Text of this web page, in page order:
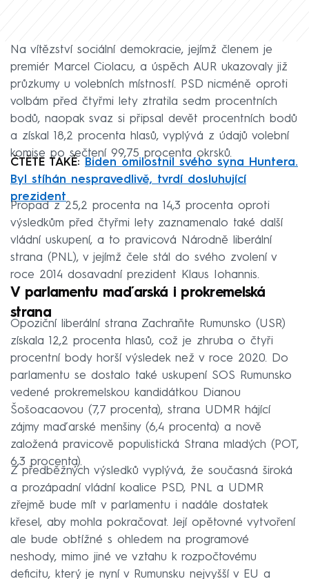
Na vítězství sociální demokracie, jejímž členem je
premiér Marcel Ciolacu, a úspěch AUR ukazovaly již
průzkumy u volebních místností. PSD nicméně oproti
volbám před čtyřmi lety ztratila sedm procentních
bodů, naopak svaz si připsal devět procentních bodů
a získal 18,2 procenta hlasů, vyplývá z údajů volební
komise po sečtení 99,75 procenta okrsků.
ČTĚTE TAKÉ:
Biden omilostnil svého syna Huntera.
Byl stíhán nespravedlivě, tvrdí dosluhující
prezident
Propad z 25,2 procenta na 14,3 procenta oproti
výsledkům před čtyřmi lety zaznamenalo také další
vládní uskupení, a to pravicová Národně liberální
strana (PNL), v jejímž čele stál do svého zvolení v
roce 2014 dosavadní prezident Klaus Iohannis.
V parlamentu maďarská i prokremelská
strana
Opoziční liberální strana Zachraňte Rumunsko (USR)
získala 12,2 procenta hlasů, což je zhruba o čtyři
procentní body horší výsledek než v roce 2020. Do
parlamentu se dostalo také uskupení SOS Rumunsko
vedené prokremelskou kandidátkou Dianou
Šošoacaovou (7,7 procenta), strana UDMR hájící
zájmy maďarské menšiny (6,4 procenta) a nově
založená pravicově populistická Strana mladých (POT,
6,3 procenta).
Z předběžných výsledků vyplývá, že současná široká
a prozápadní vládní koalice PSD, PNL a UDMR
zřejmě bude mít v parlamentu i nadále dostatek
křesel, aby mohla pokračovat. Její opětovné vytvoření
ale bude obtížné s ohledem na programové
neshody, mimo jiné ve vztahu k rozpočtovému
deficitu, který je nyní v Rumunsku nejvyšší v EU a